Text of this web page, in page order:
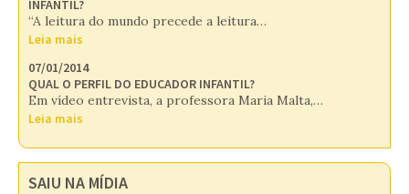
INFANTIL?
“A leitura do mundo precede a leitura…
Leia mais
07/01/2014
QUAL O PERFIL DO EDUCADOR INFANTIL?
Em vídeo entrevista, a professora Maria Malta,…
Leia mais
SAIU NA MÍDIA